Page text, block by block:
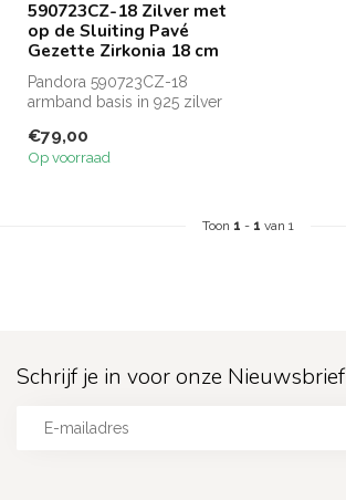
590723CZ-18 Zilver met
op de Sluiting Pavé
Gezette Zirkonia 18 cm
Pandora 590723CZ-18
armband basis in 925 zilver
gezette ...
€79,00
Op voorraad
Toon 1 - 1 van 1
Schrijf je in voor onze Nieuwsbrief